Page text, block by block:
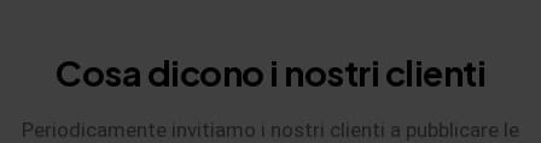
Cosa dicono i nostri clienti
Periodicamente invitiamo i nostri clienti a pubblicare le